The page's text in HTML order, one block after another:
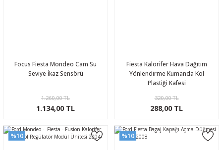
Focus Fiesta Mondeo Cam Su
Seviye İkaz Sensörü
1.260,00 TL
1.134,00 TL
Fiesta Kalorifer Hava Dağıtım
Yönlendirme Kumanda Kol
Plastiği Kafesi
320,00 TL
288,00 TL
%10 %10